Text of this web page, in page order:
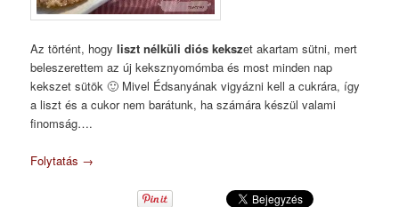
Az történt, hogyliszt nélküli diós kekszet akartam sütni, mert
beleszerettem az új keksznyomómba és most minden nap
kekszet sütök 🙂 Mivel Édsanyának vigyázni kell a cukrára, így
a liszt és a cukor nem barátunk, ha számára készül valami
finomság….
Folytatás →